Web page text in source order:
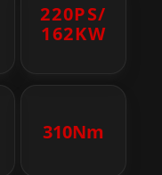
220PS/
162KW
310Nm